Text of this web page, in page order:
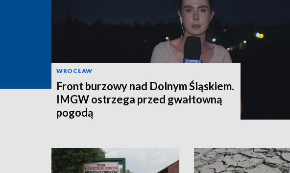
WROCŁAW
Front burzowy nad Dolnym Śląskiem.
IMGW ostrzega przed gwałtowną
pogodą